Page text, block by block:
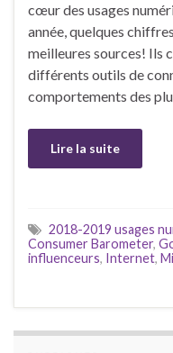
cœur des usages
année, quelques
meilleures sources! Ils
différents outils de
comportements des
Lire la suite
2018-2019 usages
Consumer Barometer,
influenceurs, Internet,